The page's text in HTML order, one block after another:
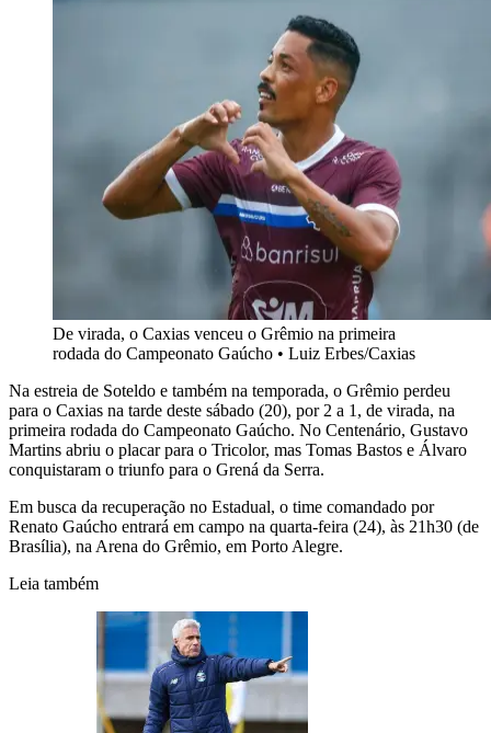
De virada, o Caxias venceu o Grêmio na primeira
rodada do Campeonato Gaúcho • Luiz Erbes/Caxias
Na estreia de Soteldo e também na temporada, o Grêmio perdeu
para o Caxias na tarde deste sábado (20), por 2 a 1, de virada, na
primeira rodada do Campeonato Gaúcho. No Centenário, Gustavo
Martins abriu o placar para o Tricolor, mas Tomas Bastos e Álvaro
conquistaram o triunfo para o Grená da Serra.
Em busca da recuperação no Estadual, o time comandado por
Renato Gaúcho entrará em campo na quarta-feira (24), às 21h30 (de
Brasília), na Arena do Grêmio, em Porto Alegre.
Leia também